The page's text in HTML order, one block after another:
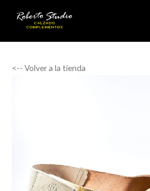
<-- Volver a la tienda